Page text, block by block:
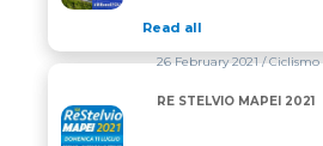
Read all
RE STELVIO MAPEI 2021
26 February 2021/ Ciclismo
RE STELVIO MAPEI 2021